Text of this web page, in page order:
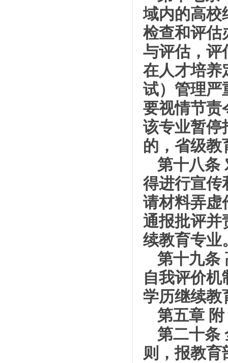
域内的高校
检查和评估
与评估，评
在人才培养
试）管理严
要视情节责
该专业暂停
的，省级教
第十八条
得进行宣传
请材料弄虚
通报批评并
续教育专业
第十九条
自我评价
学历继续教
第五章 附
第二十条
则，报教育